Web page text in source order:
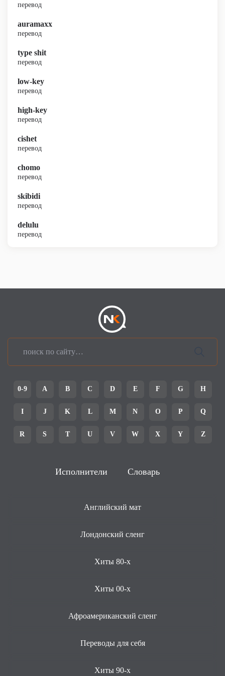
перевод
auramaxx
перевод
type shit
перевод
low-key
перевод
high-key
перевод
cishet
перевод
chomo
перевод
skibidi
перевод
delulu
перевод
0-9 A B C D E F G H
I J K L M N O P Q
R S T U V W X Y Z
Исполнители Словарь
Английский мат
Лондонский сленг
Хиты 80-х
Хиты 00-х
Афроамериканский сленг
Переводы для себя
Хиты 90-х